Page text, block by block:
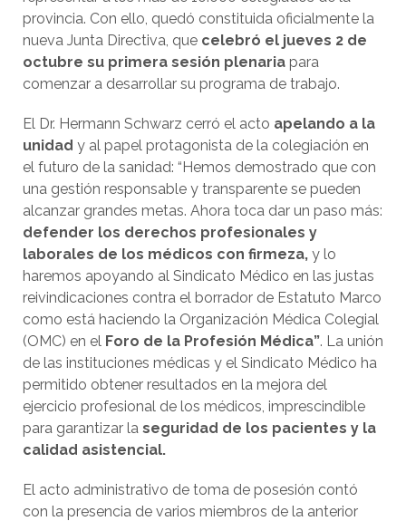
provincia. Con ello, quedó constituida oficialmente la
nueva Junta Directiva, que celebró el jueves 2 de
octubre su primera sesión plenaria para
comenzar a desarrollar su programa de trabajo.
El Dr. Hermann Schwarz cerró el acto apelando a la
unidad y al papel protagonista de la colegiación en
el futuro de la sanidad: “Hemos demostrado que con
una gestión responsable y transparente se pueden
alcanzar grandes metas. Ahora toca dar un paso más:
defender los derechos profesionales y
laborales de los médicos con firmeza, y lo
haremos apoyando al Sindicato Médico en las justas
reivindicaciones contra el borrador de Estatuto Marco
como está haciendo la Organización Médica Colegial
(OMC) en el Foro de la Profesión Médica”. La unión
de las instituciones médicas y el Sindicato Médico ha
permitido obtener resultados en la mejora del
ejercicio profesional de los médicos, imprescindible
para garantizar la seguridad de los pacientes y la
calidad asistencial.
El acto administrativo de toma de posesión contó
con la presencia de varios miembros de la anterior